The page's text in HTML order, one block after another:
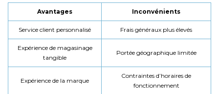
Avantages Inconvénients
Service client personnalisé Frais généraux plus élevés
Expérience de magasinage
tangible
Portée géographique limitée
Expérience de la marque
Contraintes d’horaires de
fonctionnement